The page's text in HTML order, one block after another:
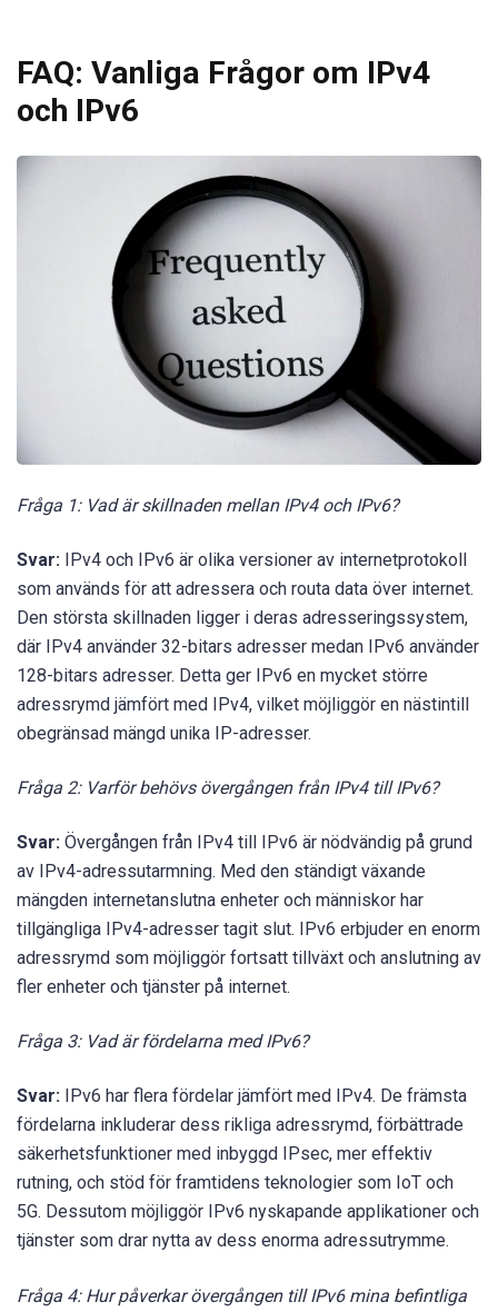
FAQ: Vanliga Frågor om IPv4
och IPv6
Fråga 1: Vad är skillnaden mellan IPv4 och IPv6?
Svar: IPv4 och IPv6 är olika versioner av internetprotokoll
som används för att adressera och routa data över internet.
Den största skillnaden ligger i deras adresseringssystem,
där IPv4 använder 32-bitars adresser medan IPv6 använder
128-bitars adresser. Detta ger IPv6 en mycket större
adressrymd jämfört med IPv4, vilket möjliggör en nästintill
obegränsad mängd unika IP-adresser.
Fråga 2: Varför behövs övergången från IPv4 till IPv6?
Svar: Övergången från IPv4 till IPv6 är nödvändig på grund
av IPv4-adressutarmning. Med den ständigt växande
mängden internetanslutna enheter och människor har
tillgängliga IPv4-adresser tagit slut. IPv6 erbjuder en enorm
adressrymd som möjliggör fortsatt tillväxt och anslutning av
fler enheter och tjänster på internet.
Fråga 3: Vad är fördelarna med IPv6?
Svar:
IPv6 har flera fördelar jämfört med IPv4. De främsta
fördelarna inkluderar dess rikliga adressrymd, förbättrade
säkerhetsfunktioner med inbyggd IPsec, mer effektiv
rutning, och stöd för framtidens teknologier som IoT och
5G. Dessutom möjliggör IPv6 nyskapande applikationer och
tjänster som drar nytta av dess enorma adressutrymme.
Fråga 4: Hur påverkar övergången till IPv6 mina befintliga